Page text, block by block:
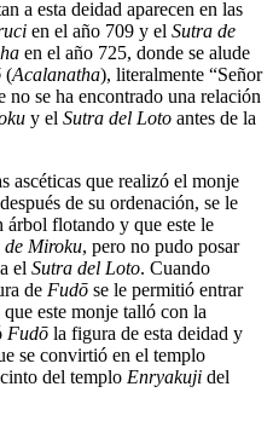
a esta deidad aparecen en las
en el año 709 y el Sutra de
en el año 725, donde se alude
(Acalanatha), literalmente “Señor
no se ha encontrado una relación
y el Sutra del Loto antes de la
ascéticas que realizó el monje
después de su ordenación, se le
árbol flotando y que este le
Miroku, pero no pudo posar
el Sutra del Loto. Cuando
de Fudō se le permitió entrar
este monje talló con la
Fudō la figura de esta deidad y
se convirtió en el templo
del templo Enryakuji del